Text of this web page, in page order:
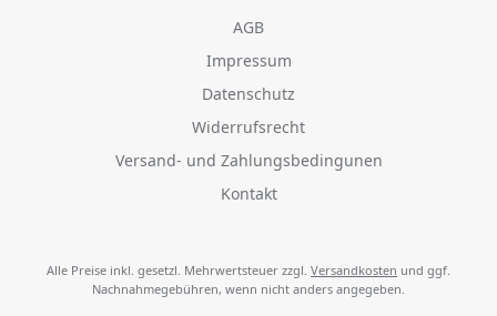
AGB
Impressum
Datenschutz
Widerrufsrecht
Versand- und Zahlungsbedingunen
Kontakt
Alle Preise inkl. gesetzl. Mehrwertsteuer zzgl. Versandkosten und ggf.
Nachnahmegebühren, wenn nicht anders angegeben.